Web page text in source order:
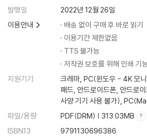
발행일
2022년 12월 26일
이용안내
배송 없이 구매 후 바로 읽기
이용기간 제한없음
TTS 불가능
저작권 보호를 위해 인쇄 기
지원기기
크레마, PC(윈도우 - 4K 모
패드, 안드로이드폰, 안드로
사양 기기 사용 불가),
파일/용량
PDF(DRM) | 313.03MB
ISBN13
9791130696386